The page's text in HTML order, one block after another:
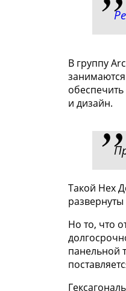
В группу
и дизайн.
Такой Hex
Но то, что
панельной